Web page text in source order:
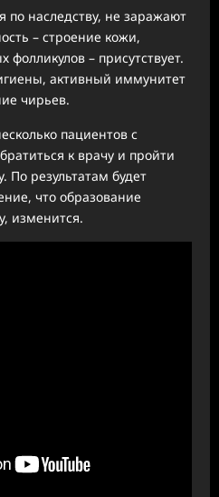
по наследству, не заражают
– строение кожи,
– присутствует.
активный иммунитет
чирьев.
пациентов с
к врачу и пройти
По результатам будет
что образование
изменится.